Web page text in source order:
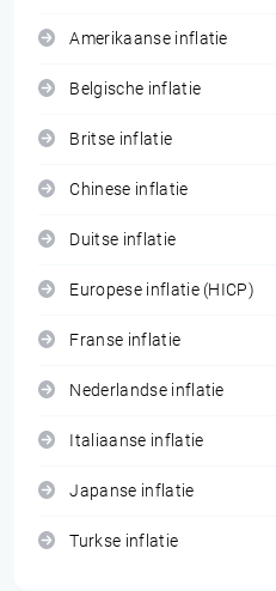
Amerikaanse inflatie
Belgische inflatie
Britse inflatie
Chinese inflatie
Duitse inflatie
Europese inflatie (HICP)
Franse inflatie
Nederlandse inflatie
Italiaanse inflatie
Japanse inflatie
Turkse inflatie